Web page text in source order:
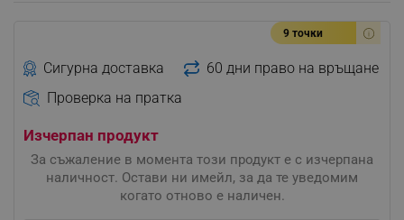
9 точки
Сигурна доставка
60 дни право на връщане
Проверка на пратка
Изчерпан продукт
За съжаление в момента този продукт е с изчерпана
наличност. Остави ни имейл, за да те уведомим
когато отново е наличен.